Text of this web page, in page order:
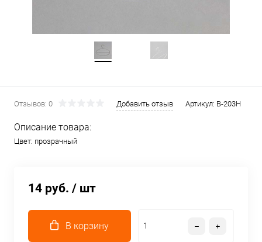
Отзывов: 0 Добавить отзыв Артикул: В-203Н
Описание товара:
Цвет: прозрачный
14 руб. / шт
В корзину